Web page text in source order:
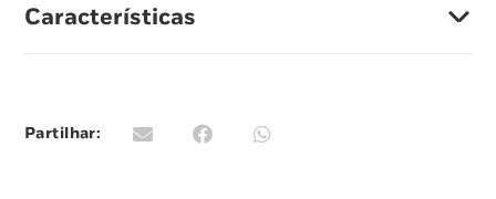
as diferentes relações sociais.
Características
Partilhar: